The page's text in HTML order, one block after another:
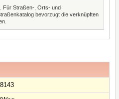
Für Straßen-, Orts- und
bevorzugt die verknüpften